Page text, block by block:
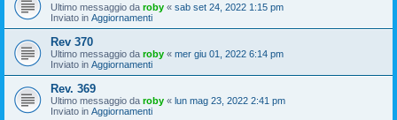
Ultimo messaggio da roby « sab set 24, 2022 1:15 pm
Inviato in Aggiornamenti
Rev 370
Ultimo messaggio da roby « mer giu 01, 2022 6:14 pm
Inviato in Aggiornamenti
Rev. 369
Ultimo messaggio da roby « lun mag 23, 2022 2:41 pm
Inviato in Aggiornamenti